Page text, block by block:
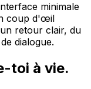
minimale
coup d'œil
retour clair, du
dialogue.
toi à vie.